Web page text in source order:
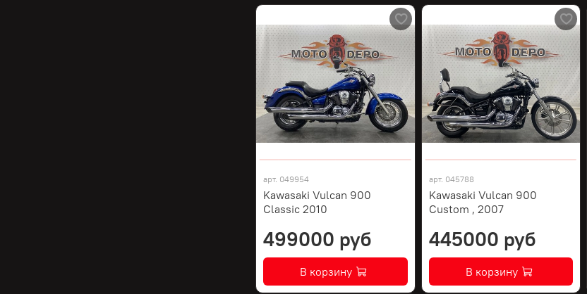
арт. 049954
Kawasaki Vulcan 900
Classic 2010
499000 руб
В корзину
арт. 045788
Kawasaki Vulcan 900
Custom , 2007
445000 руб
В корзину